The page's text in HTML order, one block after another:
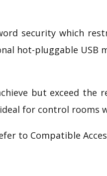
security which
hot-pluggable
but exceed
for control rooms
to Compatible